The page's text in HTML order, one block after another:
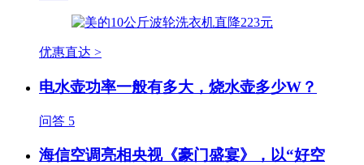
优惠直达 >
电水壶功率一般有多大，烧水壶多少W？
问答 5
海信空调亮相央视《豪门盛宴》，以“好空